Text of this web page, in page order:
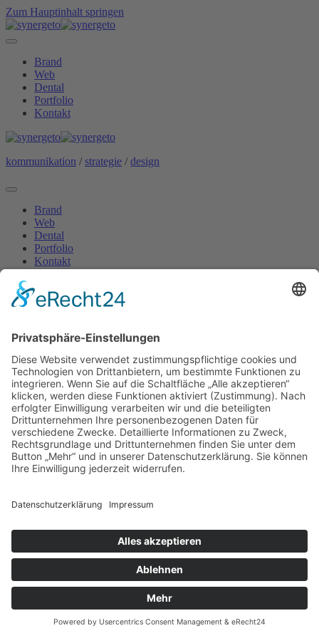
Zum Hauptinhalt springen
Brand
Web
Dental
Portfolio
Kontakt
kommunikation / strategie / design
Brand
Web
Dental
Portfolio
Kontakt
//Dr. Ursula Jasper in Rheine
Die Praxis von Dr. Ursula Jasper kreierten wir den Namen zum
Standort und das passende Logo. Gewünscht wurde ein straffer
One-Pager als Webauftritt.
Übersicht
Website
Zurück
Weiter
Fon0251 3999385
muss JavaScript eingeschaltet sein.
Impressum
2026 / synergeto GmbH
Alle Rechte vorbehalten